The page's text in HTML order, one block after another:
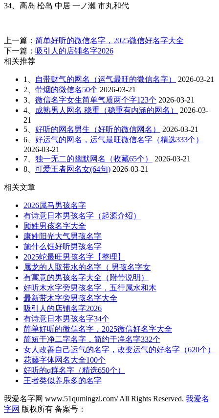
34、高岛 松岛 中居 一ノ瀬 市丸和代
上一篇： 简单好听的微信名字，2025微信好名字大全
下一篇： 吸引人的店铺名字2026
相关推荐
1、 自带财气的网名（运气最旺的微信名字）
2026-03-21
2、 带烟的微信名50个 2026-03-21
3、 微信名字女生简单气质两个字123个 2026-03-21
4、
成熟男人网名 稳重（稳重有内涵的网名）
2026-03-
21
5、 好听的网名男生（好听的微信网名）
2026-03-21
6、 好运气的网名，运气最旺微信名字（精选333个）
2026-03-21
7、 独一无二的幽默网名（收藏65个）
2026-03-21
8、 可爱王者网名女(64句) 2026-03-21
相关文章
2026属马男孩名字
有诗意日本男孩名字（起源介绍）
顾姓男孩名字大全
康姓阳光大气男孩名字
施什么钰好听男孩名字
2025蛇最旺男孩名字【整理】
属龙的人取带水的名字（ 男孩名字女
有寓意的男孩名字大全（附带说明）
好听木水字旁男孩名字，五行属水和木
最新带木字旁男孩名字大全
吸引人的店铺名字2026
有诗意日本男孩名字34个
简单好听的微信名字，2025微信好名字大全
简短干净二字名字，简约干净名字332个
女人改善自己运气的名字，改变运气的好名字（620个）
花藤字体网名大全100个
好听的q群名字（精选650个）
王者类似养乐多的名字
我爱名字网 www.51qumingzi.com/ All Rights Reserved. 我爱名
字网 版权所有 备案号：